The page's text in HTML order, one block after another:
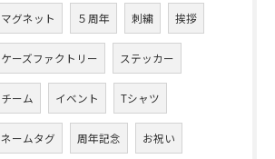
マグネット ５周年 刺繍 挨拶
ケーズファクトリー ステッカー
チーム イベント Tシャツ
ネームタグ 周年記念 お祝い